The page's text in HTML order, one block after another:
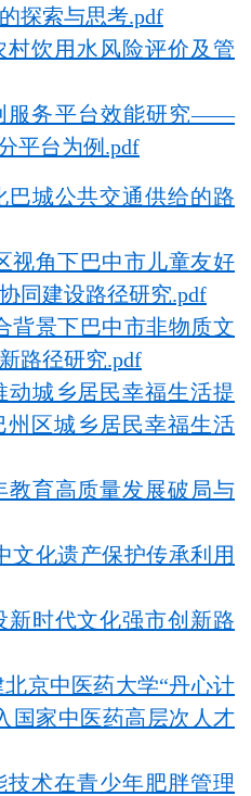
探索与思考.pdf
村饮用水风险评价及管
服务平台效能研究——
平台为例.pdf
巴城公共交通供给的路
视角下巴中市儿童友好
同建设路径研究.pdf
背景下巴中市非物质文
路径研究.pdf
动城乡居民幸福生活提
区城乡居民幸福生活
教育高质量发展破局与
文化遗产保护传承利用
新时代文化强市创新路
北京中医药大学“丹心计
国家中医药高层次人才
技术在青少年肥胖管理